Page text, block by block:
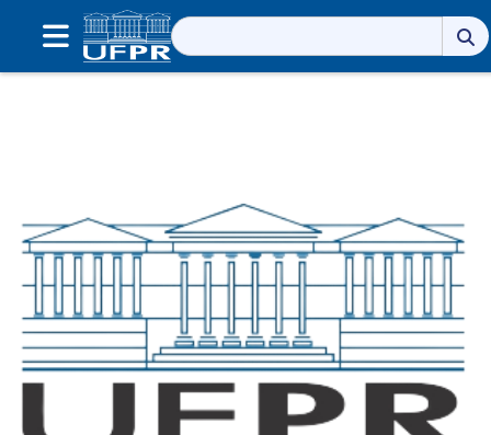
Pesquisar
por: